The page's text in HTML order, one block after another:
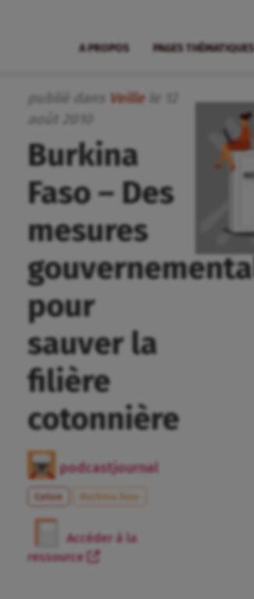
A PROPOS PAGES THÉMATIQUES
publié dans Veille le
août
Burkina
Faso – Des
mesures
pour
sauver la
filière
cotonnière
podcastjournal
Coton Burkina Faso
Accéder à la
ressource